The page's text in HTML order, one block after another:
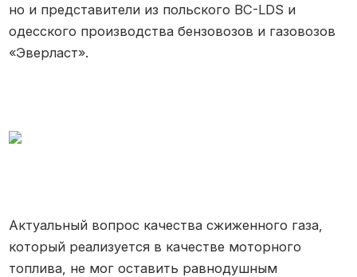
но и представители из польского BC-LDS и
одесского производства бензовозов и газовозов
«Эверласт».
Актуальный вопрос качества сжиженного газа,
который реализуется в качестве моторного
топлива, не мог оставить равнодушным